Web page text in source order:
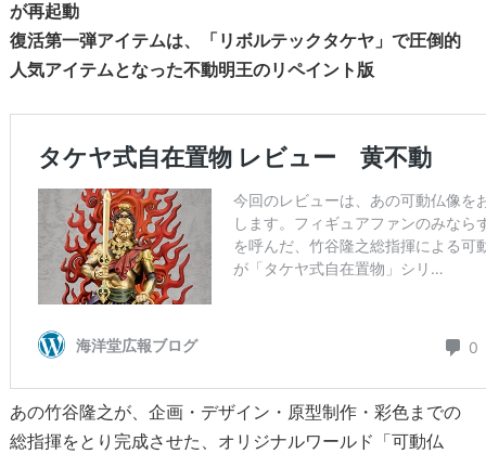
が再起動
復活第一弾アイテムは、「リボルテックタケヤ」で圧倒的
人気アイテムとなった不動明王のリペイント版
あの竹谷隆之が、企画・デザイン・原型制作・彩色までの
総指揮をとり完成させた、オリジナルワールド「可動仏